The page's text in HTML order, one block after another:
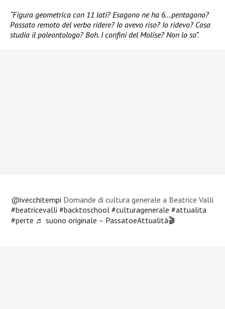
“Figura geometrica con 11 lati? Esagono ne ha 6…pentagono?
Passato remoto del verbo ridere? Io avevo riso? Io ridevo? Cosa
studia il paleontologo? Boh. I confini del Molise? Non lo so”.
@ivecchitempi Domande di cultura generale a Beatrice Valli
#beatricevalli #backtoschool #culturagenerale #attualita
#perte ♬ suono originale – PassatoeAttualità🎬